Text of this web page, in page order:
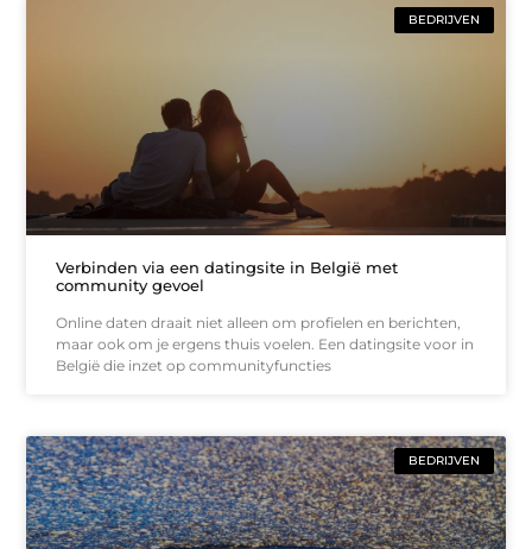
BEDRIJVEN
Verbinden via een datingsite in België met
community gevoel
Online daten draait niet alleen om profielen en berichten,
maar ook om je ergens thuis voelen. Een datingsite voor in
België die inzet op communityfuncties
BEDRIJVEN